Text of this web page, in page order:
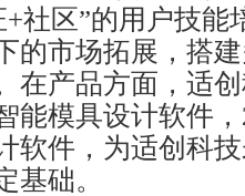
社区”的用户技能
的市场拓展，搭
在产品方面，适
能模具设计软件
软件，为适创科
基础。